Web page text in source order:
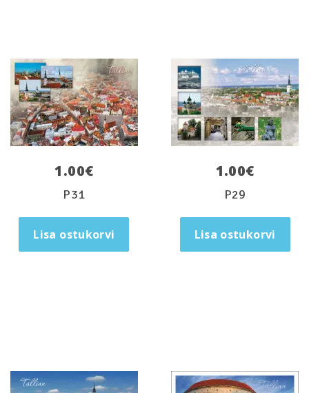
1.00€
P31
Lisa ostukorvi
1.00€
P29
Lisa ostukorvi